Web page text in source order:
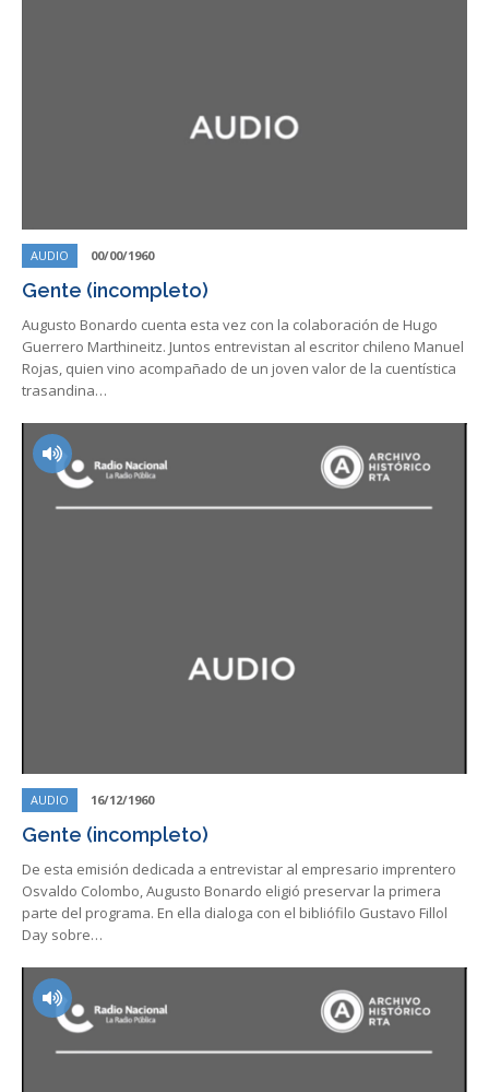
AUDIO 00/00/1960
Gente (incompleto)
Augusto Bonardo cuenta esta vez con la colaboración de Hugo
Guerrero Marthineitz. Juntos entrevistan al escritor chileno Manuel
Rojas, quien vino acompañado de un joven valor de la cuentística
trasandina…
AUDIO 16/12/1960
Gente (incompleto)
De esta emisión dedicada a entrevistar al empresario imprentero
Osvaldo Colombo, Augusto Bonardo eligió preservar la primera
parte del programa. En ella dialoga con el bibliófilo Gustavo Fillol
Day sobre…